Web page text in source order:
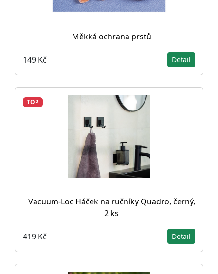
Měkká ochrana prstů
149 Kč Detail
TOP
Vacuum-Loc Háček na ručníky Quadro, černý,
2 ks
419 Kč Detail